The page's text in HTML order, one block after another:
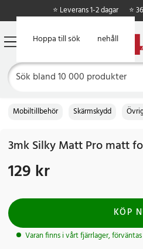
Hoppa till huvudinnehåll
Hoppa till sök
⭐ Leverans 1-2 dagar ⭐
Mobiltillbehör Skärmskydd
3mk Silky Matt Pro matt
Pris:129 kr
129 kr
KÖP
Varan finns i vårt fjärrlager,